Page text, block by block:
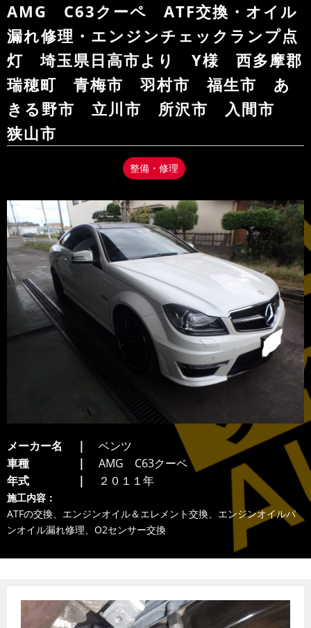
AMG C63クーペ ATF交換・オイル
漏れ修理・エンジンチェックランプ点
灯 埼玉県日高市より Y様 西多摩郡
瑞穂町 青梅市 羽村市 福生市 あ
きる野市 立川市 所沢市 入間市
狭山市
整備・修理
メーカー名
ベンツ
車種
AMG C63クーペ
年式
２０１１年
施工内容：
ATFの交換、エンジンオイル＆エレメント交換、エンジンオイルパ
ンオイル漏れ修理、O2センサー交換